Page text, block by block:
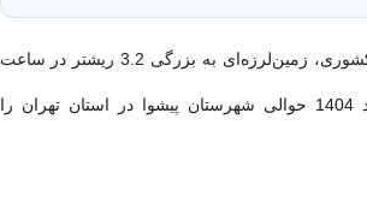
به گزارش تسنیم، مرکز لرزه‌نگاری کشوری، زمین‌لرزه‌ای به بزرگی 3.2 ریشتر در ساعت
00:55 بامداد روز پنجشنبه 10 مرداد 1404 حوالی شهرستان پیشوا در استان تهران را